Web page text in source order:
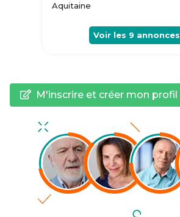
Aquitaine
Voir les 9 annonces
M'inscrire et créer mon profil